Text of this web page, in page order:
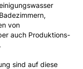
von
auch Produktions-
sind auf diese